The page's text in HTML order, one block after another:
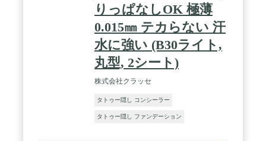
りっぱなしOK 極薄
0.015㎜ テカらない 汗
水に強い (B30ライト,
丸型, 2シート)
株式会社クラッセ
タトゥー隠し コンシーラー
タトゥー隠し ファンデーション